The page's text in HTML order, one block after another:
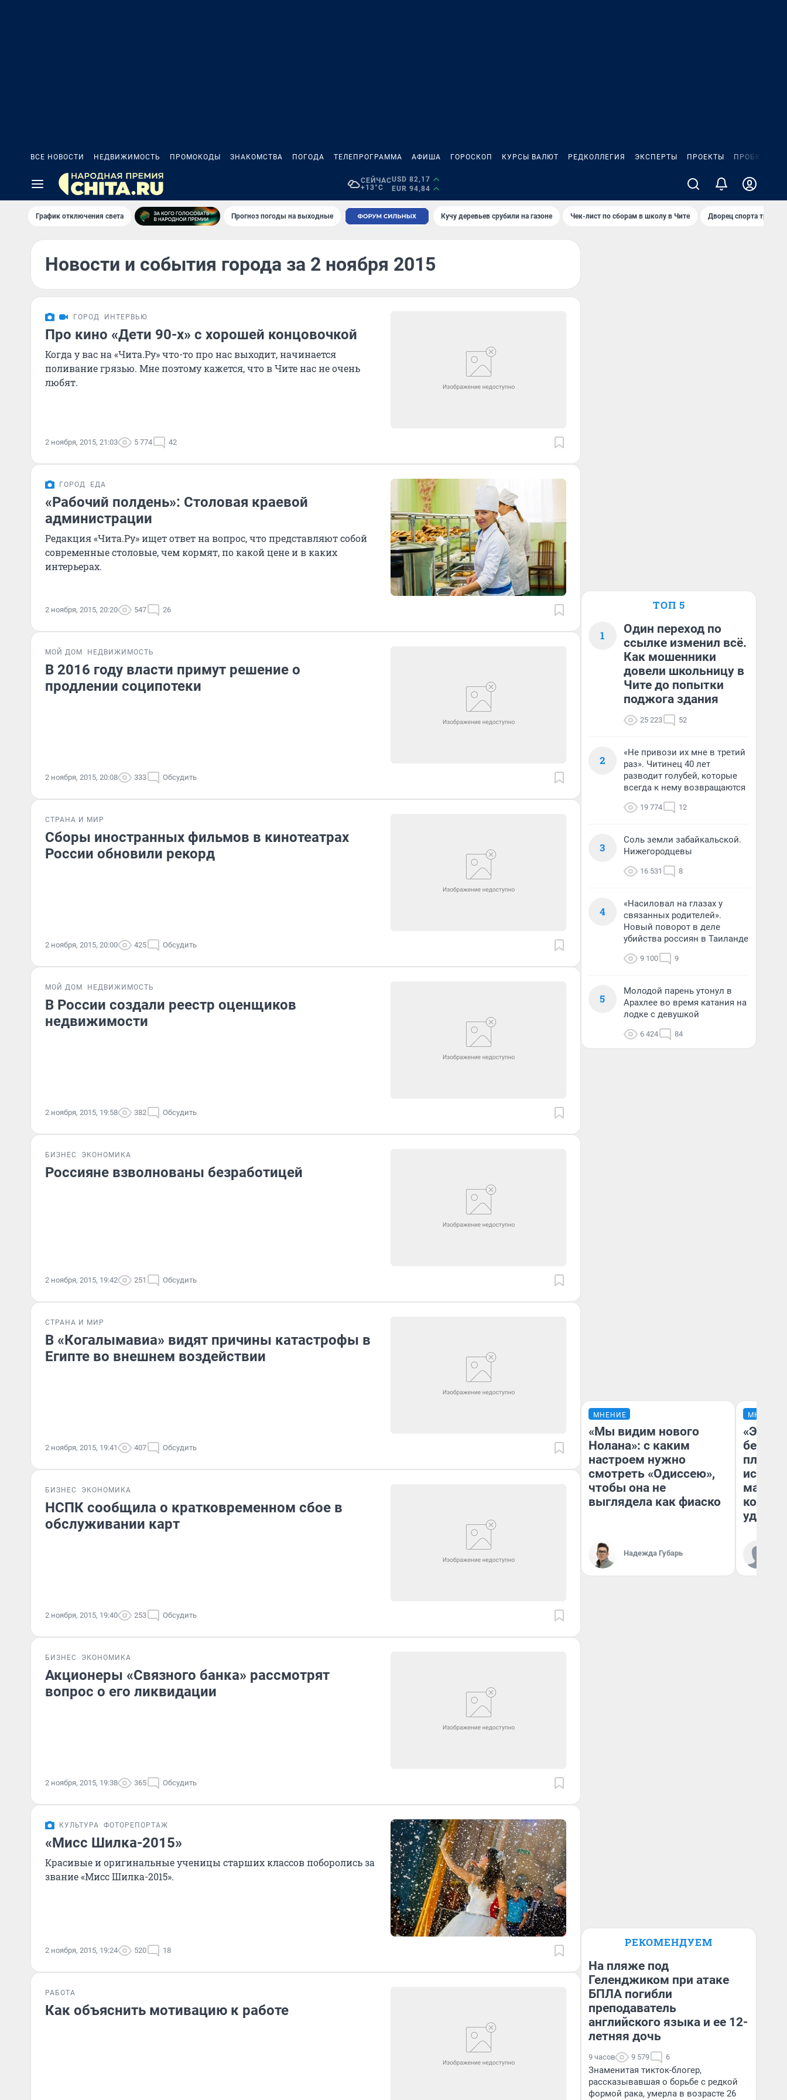
ВСЕ НОВОСТИ НЕДВИЖИМОСТЬ ПРОМОКОДЫ ЗНАКОМСТВА ПОГОДА ТЕЛЕПРОГРАММА АФИША ГОРОСКОП КУРСЫ ВАЛЮТ РЕДКОЛЛЕГИЯ ЭКСПЕРТЫ ПРОЕКТЫ ПРОБКИ
СЕЙЧАС
+13°C
USD 82,17
EUR 94,84
График отключения света Прогноз погоды на выходные Кучу деревьев срубили на газоне Чек-лист по сборам в школу в Чите Дворец спорта
Новости и события города за 2 ноября 2015
ГОРОД ИНТЕРВЬЮ
Про кино «Дети 90-х» с хорошей концовочкой
Когда у вас на «Чита.Ру» что-то про нас выходит, начинается
поливание грязью. Мне поэтому кажется, что в Чите нас не очень
любят.
2 ноября, 2015, 21:03 5 774 42
ГОРОД ЕДА
«Рабочий полдень»: Столовая краевой
администрации
Редакция «Чита.Ру» ищет ответ на вопрос, что представляют собой
современные столовые, чем кормят, по какой цене и в каких
интерьерах.
2 ноября, 2015, 20:20 547 26
МОЙ ДОМ НЕДВИЖИМОСТЬ
В 2016 году власти примут решение о
продлении соципотеки
2 ноября, 2015, 20:08 333 Обсудить
СТРАНА И МИР
Сборы иностранных фильмов в кинотеатрах
России обновили рекорд
2 ноября, 2015, 20:00 425 Обсудить
МОЙ ДОМ НЕДВИЖИМОСТЬ
В России создали реестр оценщиков
недвижимости
2 ноября, 2015, 19:58 382 Обсудить
БИЗНЕС ЭКОНОМИКА
Россияне взволнованы безработицей
2 ноября, 2015, 19:42 251 Обсудить
СТРАНА И МИР
В «Когалымавиа» видят причины катастрофы в
Египте во внешнем воздействии
2 ноября, 2015, 19:41 407 Обсудить
БИЗНЕС ЭКОНОМИКА
НСПК сообщила о кратковременном сбое в
обслуживании карт
2 ноября, 2015, 19:40 253 Обсудить
БИЗНЕС ЭКОНОМИКА
Акционеры «Связного банка» рассмотрят
вопрос о его ликвидации
2 ноября, 2015, 19:38 365 Обсудить
КУЛЬТУРА ФОТОРЕПОРТАЖ
«Мисс Шилка-2015»
Красивые и оригинальные ученицы старших классов поборолись за
звание «Мисс Шилка-2015».
2 ноября, 2015, 19:24 520 18
РАБОТА
Как объяснить мотивацию к работе
ТОП 5
1
Один переход по
ссылке изменил всё.
Как мошенники
довели школьницу в
Чите до попытки
поджога здания
25 223 52
2
«Не привози их мне в третий
раз». Читинец 40 лет
разводит голубей, которые
всегда к нему возвращаются
19 774 12
3
Соль земли забайкальской.
Нижегородцевы
16 531 8
4
«Насиловал на глазах у
связанных родителей».
Новый поворот в деле
убийства россиян в Таиланде
9 100 9
5
Молодой парень утонул в
Арахлее во время катания на
лодке с девушкой
6 424 84
МНЕНИЕ
«Мы видим нового
Нолана»: с каким
настроем нужно
смотреть «Одиссею»,
чтобы она не
выглядела как фиаско
Надежда Губарь
МНЕНИЕ
«Это
РЕКОМЕНДУЕМ
На пляже под
Геленджиком при атаке
БПЛА погибли
преподаватель
английского языка и ее 12-
летняя дочь
9 часов 9 579 6
Знаменитая тикток-блогер,
рассказывавшая о борьбе с редкой
формой рака, умерла в возрасте 26